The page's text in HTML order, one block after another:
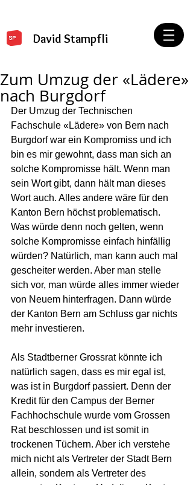
David Stampfli
Zum Umzug der «Lädere»
nach Burgdorf
Der Umzug der Technischen
Fachschule «Lädere» von Bern nach
Burgdorf war ein Kompromiss und ich
bin es mir gewohnt, dass man sich an
solche Kompromisse hält. Wenn man
sein Wort gibt, dann hält man dieses
Wort auch. Alles andere wäre für den
Kanton Bern höchst problematisch.
Was würde denn noch gelten, wenn
solche Kompromisse einfach hinfällig
würden? Natürlich, man kann auch mal
gescheiter werden. Aber man stelle
sich vor, man würde alles immer wieder
von Neuem hinterfragen. Dann würde
der Kanton Bern am Schluss gar nichts
mehr investieren.
Als Stadtberner Grossrat könnte ich
natürlich sagen, dass es mir egal ist,
was ist in Burgdorf passiert. Denn der
Kredit für den Campus der Berner
Fachhochschule wurde vom Grossen
Rat beschlossen und ist somit in
trockenen Tüchern. Aber ich verstehe
mich nicht als Vertreter der Stadt Bern
allein, sondern als Vertreter des